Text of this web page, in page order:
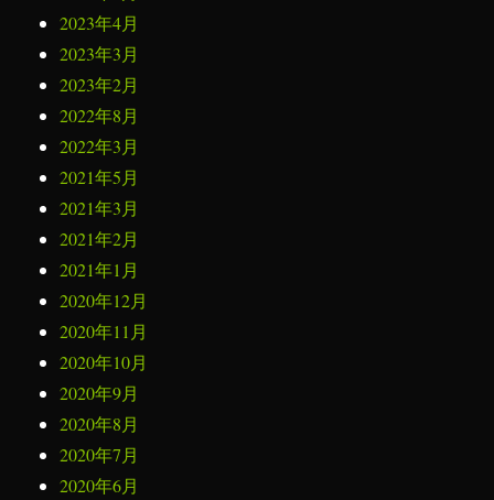
2023年4月
2023年3月
2023年2月
2022年8月
2022年3月
2021年5月
2021年3月
2021年2月
2021年1月
2020年12月
2020年11月
2020年10月
2020年9月
2020年8月
2020年7月
2020年6月